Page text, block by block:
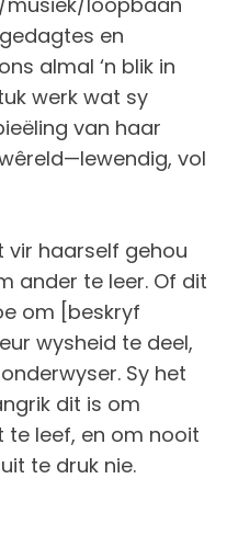
en
almal ‘n blik in
werk wat sy
van haar
vol
vir haarself gehou
ander te leer. Of dit
om [beskryf
wysheid te deel,
Sy het
dit is om
te leef, en om nooit
te druk nie.